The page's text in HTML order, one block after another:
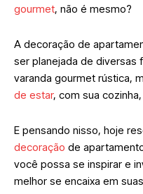
gourmet, não é mesmo?
A decoração de
ser planejada de diversas
varanda gourmet rústica,
de estar, com sua
E pensando nisso, hoje
decoração de
você possa se inspirar e
melhor se encaixa em